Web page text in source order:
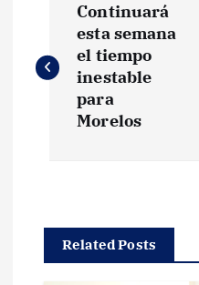
v
a
c
Continuará
esta semana
el tiempo
inestable
para
Morelos
Related Posts